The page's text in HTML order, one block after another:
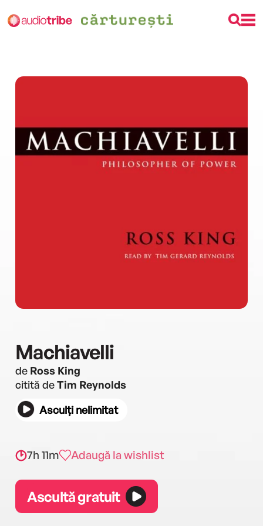
Machiavelli
de Ross King
citită deTim Reynolds
Asculți nelimitat
7h 11m Adaugă la wishlist
Ascultă gratuit